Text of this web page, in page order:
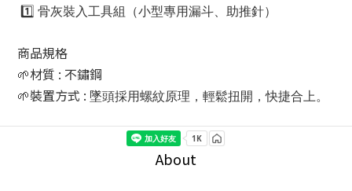
1️⃣ 骨灰裝入工具組（小型專用漏斗、助推針）
商品規格
🌱材質 : 不鏽鋼
🌱裝置方式 : 墜頭採用螺紋原理，輕鬆扭開，快捷合上。
About